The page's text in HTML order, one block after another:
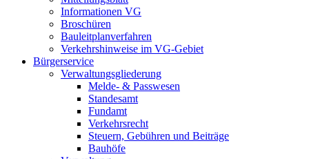
Informationen VG
Broschüren
Bauleitplanverfahren
Verkehrshinweise im VG-Gebiet
Bürgerservice
Verwaltungsgliederung
Melde- & Passwesen
Standesamt
Fundamt
Verkehrsrecht
Steuern, Gebühren und Beiträge
Bauhöfe